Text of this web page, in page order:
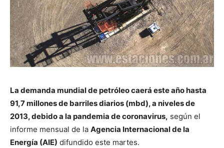
La demanda mundial de petróleo caerá este año hasta
91,7 millones de barriles diarios (mbd), a niveles de
2013, debido a la pandemia de coronavirus, según el
informe mensual de la Agencia Internacional de la
Energía (AIE) difundido este martes.